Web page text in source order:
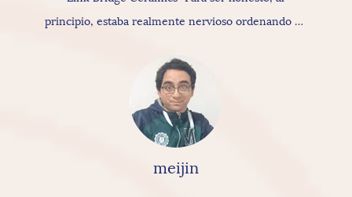
principio, estaba realmente nervioso ordenando de
servicios realmente buenos, ya que para la
cerámica en sí misma tiene una buena textura
increíble y" la construcción en general es
realmente agradable, realmente recomendaría y
altamente recomendaría el Ceramics de Linkbridge
meijin